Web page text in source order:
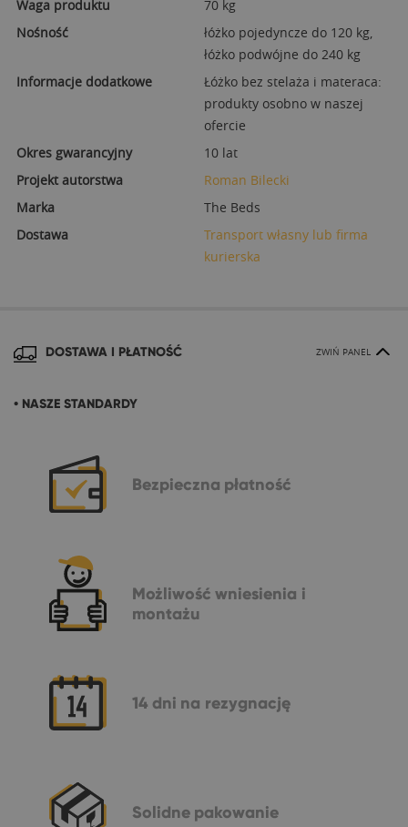
Waga produktu
70 kg
Nośność
łóżko pojedyncze do 120 kg,
łóżko podwójne do 240 kg
Informacje dodatkowe
Łóżko bez stelaża i materaca:
produkty osobno w naszej
ofercie
Okres gwarancyjny
10 lat
Projekt autorstwa
Roman Bilecki
Marka
The Beds
Dostawa
Transport własny lub firma
kurierska
DOSTAWA I PŁATNOŚĆ ZWIŃ PANEL
• NASZE STANDARDY
Bezpieczna płatność
Możliwość wniesienia i
montażu
14 dni na rezygnację
Solidne pakowanie